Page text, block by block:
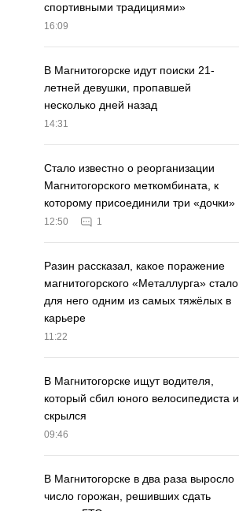
спортивными традициями»
16:09
В Магнитогорске идут поиски 21-
летней девушки, пропавшей
несколько дней назад
14:31
Стало известно о реорганизации
Магнитогорского меткомбината, к
которому присоединили три «дочки»
12:50 1
Разин рассказал, какое поражение
магнитогорского «Металлурга» стало
для него одним из самых тяжёлых в
карьере
11:22
В Магнитогорске ищут водителя,
который сбил юного велосипедиста и
скрылся
09:46
В Магнитогорске в два раза выросло
число горожан, решивших сдать